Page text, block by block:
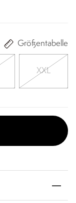
Größentabelle
XXL